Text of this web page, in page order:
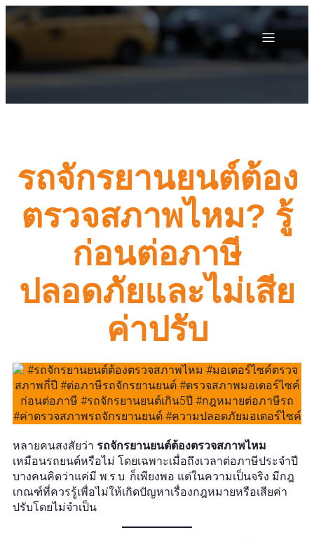
รถจักรยานยนต์ต้อง
ตรวจสภาพไหม? รู้
ก่อนต่อภาษี
ปลอดภัยและไม่เสีย
ค่าปรับ
หลายคนสงสัยว่า รถจักรยานยนต์ต้องตรวจสภาพไหม
เหมือนรถยนต์หรือไม่ โดยเฉพาะเมื่อถึงเวลาต่อภาษีประจำปี
บางคนคิดว่าแค่มี พ.ร.บ. ก็เพียงพอ แต่ในความเป็นจริง มีกฎ
เกณฑ์ที่ควรรู้เพื่อไม่ให้เกิดปัญหาเรื่องกฎหมายหรือเสียค่า
ปรับโดยไม่จำเป็น